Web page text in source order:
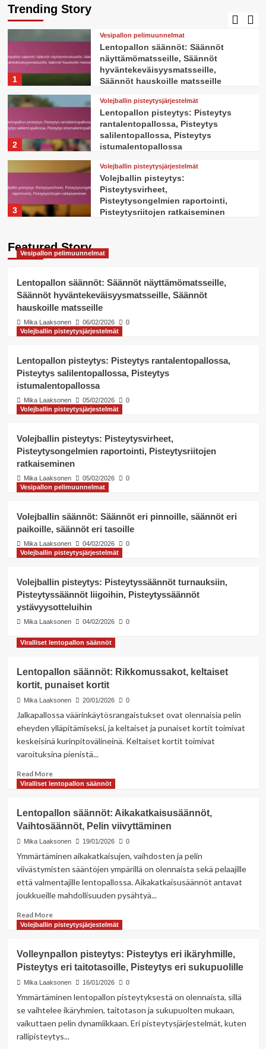
Trending Story
5
Pisteytyssäännöt ystävyysotteluihin
1
Vesipallon pelimuunnelmat
Lentopallon säännöt: Säännöt
näyttämömatsseille, Säännöt
hyväntekeväisyysmatsseille,
Säännöt hauskoille matsseille
2
Volejballin pisteytysjärjestelmät
Lentopallon pisteytys: Pisteytys
rantalentopallossa, Pisteytys
salilentopallossa, Pisteytys
istumalentopallossa
3
Volejballin pisteytysjärjestelmät
Volejballin pisteytys:
Pisteytysvirheet,
Pisteytysongelmien raportointi,
Pisteytysriitojen ratkaiseminen
Volejballin säännöt: Säännöt eri
pinnoille, säännöt eri paikoille,
Volejballin pisteytysjärjestelmät
Volejballin pisteytys:
Pisteytyssäännöt turnauksiin,
Pisteytyssäännöt liigoihin,
1
Vesipallon pelimuunnelmat
Lentopallon säännöt: Säännöt
näyttämömatsseille, Säännöt
hyväntekeväisyysmatsseille,
Säännöt hauskoille matsseille
Lentopallon pisteytys: Pisteytys
rantalentopallossa, Pisteytys
istumalentopallossa
Volejballin pisteytysjärjestelmät
Pisteytysvirheet,
Pisteytysongelmien raportointi,
Pisteytysriitojen ratkaiseminen
pinnoille, säännöt eri paikoille,
säännöt eri tasoille
Volejballin pisteytysjärjestelmät
Volejballin pisteytys:
Pisteytyssäännöt turnauksiin,
Pisteytyssäännöt ystävyysotteluihin
Featured Story
Vesipallon pelimuunnelmat
Lentopallon säännöt: Säännöt näyttämömatsseille,
Säännöt hyväntekeväisyysmatsseille, Säännöt
hauskoille matsseille
Mika Laaksonen 06/02/2026
0
Volejballin pisteytysjärjestelmät
Lentopallon pisteytys: Pisteytys rantalentopallossa,
Pisteytys salilentopallossa, Pisteytys
istumalentopallossa
Mika Laaksonen 05/02/2026
0
Volejballin pisteytysjärjestelmät
Volejballin pisteytys: Pisteytysvirheet,
Pisteytysongelmien raportointi, Pisteytysriitojen
ratkaiseminen
Mika Laaksonen 05/02/2026
0
Vesipallon pelimuunnelmat
Volejballin säännöt: Säännöt eri pinnoille, säännöt eri
paikoille, säännöt eri tasoille
Mika Laaksonen 04/02/2026
0
Volejballin pisteytysjärjestelmät
Volejballin pisteytys: Pisteytyssäännöt turnauksiin,
Pisteytyssäännöt liigoihin, Pisteytyssäännöt
ystävyysotteluihin
Mika Laaksonen 04/02/2026 0
Viralliset lentopallon säännöt
Lentopallon säännöt: Rikkomussakot, keltaiset
kortit, punaiset kortit
Mika Laaksonen 20/01/2026 0
Jalkapallossa väärinkäytösrangaistukset ovat olennaisia pelin
eheyden ylläpitämiseksi, ja keltaiset ja punaiset kortit toimivat
keskeisinä kurinpitovälineinä. Keltaiset kortit toimivat
varoituksina pienistä...
Read MoreRead
more
säännöt:
Rikkomussakot,
keltaiset
kortit,
kortit
Viralliset lentopallon säännöt
Lentopallon säännöt: Aikakatkaisusäännöt,
Vaihtosäännöt, Pelin viivyttäminen
Mika Laaksonen 19/01/2026 0
Ymmärtäminen aikakatkaisujen, vaihdosten ja pelin
viivästymisten sääntöjen ympärillä on olennaista sekä pelaajille
että valmentajille lentopallossa. Aikakatkaisusäännöt antavat
joukkueille mahdollisuuden pysähtyä...
Read MoreRead
more
säännöt:
Aikakatkaisusäännöt,
Vaihtosäännöt,
Pelin
viivyttäminen
Volejballin pisteytysjärjestelmät
Volleynpallon pisteytys: Pisteytys eri ikäryhmille,
Pisteytys eri taitotasoille, Pisteytys eri sukupuolille
Mika Laaksonen 16/01/2026 0
Ymmärtäminen lentopallon pisteytyksestä on olennaista, sillä
se vaihtelee ikäryhmien, taitotason ja sukupuolten mukaan,
vaikuttaen pelin dynamiikkaan. Eri pisteytysjärjestelmät, kuten
rallipisteytys...